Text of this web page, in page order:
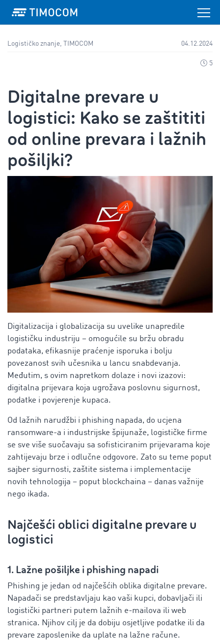
Logističko znanje, TIMOCOM 04.12.2024
5
Digitalne prevare u
logistici: Kako se zaštititi
od online prevara i lažnih
pošiljki?
Digitalizacija i globalizacija su uvelike unapredile
logističku industriju – omogućile su bržu obradu
podataka, efikasnije praćenje isporuka i bolju
povezanost svih učesnika u lancu snabdevanja.
Međutim, s ovim napretkom dolaze i novi izazovi:
digitalna prijevara koja ugrožava poslovnu sigurnost,
podatke i povjerenje kupaca.
Od lažnih narudžbi i phishing napada, do ucjena
ransomware-a i industrijske špijunaže, logističke firme
se sve više suočavaju sa sofisticiranim prijevarama koje
zahtijevaju brze i odlučne odgovore. Zato su teme poput
sajber sigurnosti, zaštite sistema i implementacije
novih tehnologija – poput blockchaina – danas važnije
nego ikada.
Najčešći oblici digitalne prevare u
logistici
1. Lažne pošiljke i phishing napadi
Phishing je jedan od najčešćih oblika digitalne prevare.
Napadači se predstavljaju kao vaši kupci, dobavljači ili
logistički partneri putem lažnih e-mailova ili web
stranica. Njihov cilj je da dobiju osjetljive podatke ili da
prevare zaposlenike da uplate na lažne račune.